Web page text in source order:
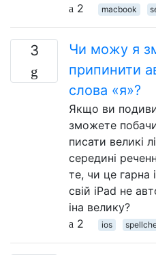
2
macbook
3
Чи можу я
припинити
слова «я»?
Якщо ви
зможете
писати великі
середині
те, чи це гарна
свій iPad не
iна велику?
2
ios